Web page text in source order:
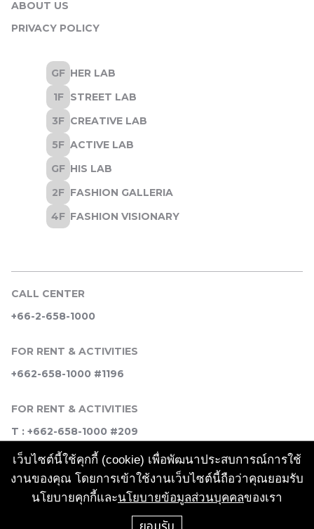
เว็บไซต์นี้ใช้คุกกี้ (cookie) เพื่อพัฒนาประสบการณ์การใช้
งานของคุณ โดยการเข้าใช้งานเว็บไซต์นี้ถือว่าคุณยอมรับ
นโยบายคุกกี้และนโยบายข้อมูลส่วนบุคคลของเรา
ยอมรับ
ABOUT US
PRIVACY POLICY
CALL CENTER
+66-2-658-1000
FOR RENT & ACTIVITIES
+662-658-1000 #1196
FOR RENT & ACTIVITIES
T : +662-658-1000 #209
SOCIAL MEDIA